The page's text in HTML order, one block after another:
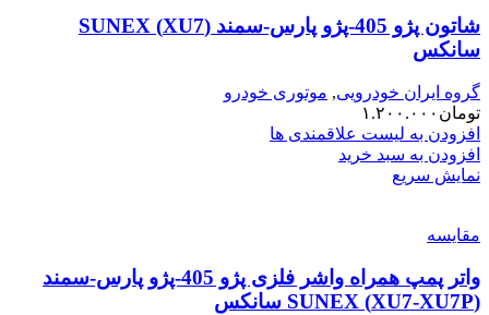
شاتون پژو 405-پژو پارس-سمند (XU7) SUNEX
سانکس
گروه ایران خودرویی, موتوری خودرو
تومان ۱.۲۰۰.۰۰۰
افزودن به لیست علاقمندی ها
افزودن به سبد خرید
نمایش سریع
مقایسه
واتر پمپ همراه واشر فلزی پژو 405-پژو پارس-سمند
(XU7-XU7P) SUNEX سانکس